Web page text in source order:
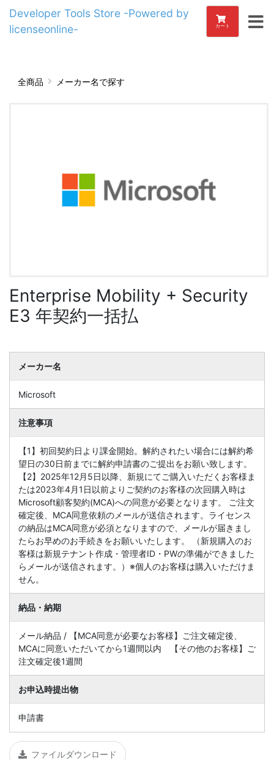
Developer Tools Store -Powered by
licenseonline-
カート
全商品 メーカー名で探す
Enterprise Mobility + Security
E3 年契約一括払
メーカー名
Microsoft
注意事項
【1】初回契約日より課金開始。解約されたい場合には解約希
望日の30日前までに解約申請書のご提出をお願い致します。
【2】2025年12月5日以降、新規にてご購入いただくお客様ま
たは2023年4月1日以前よりご契約のお客様の次回購入時は
Microsoft顧客契約(MCA)への同意が必要となります。 ご注文
確定後、MCA同意依頼のメールが送信されます。ライセンス
の納品はMCA同意が必須となりますので、メールが届きまし
たらお早めのお手続きをお願いいたします。 （新規購入のお
客様は新規テナント作成・管理者ID・PWの準備ができました
らメールが送信されます。）※個人のお客様は購入いただけま
せん。
納品・納期
メール納品 / 【MCA同意が必要なお客様】ご注文確定後、
MCAに同意いただいてから1週間以内 【その他のお客様】ご
注文確定後1週間
お申込時提出物
申請書
ファイルダウンロード